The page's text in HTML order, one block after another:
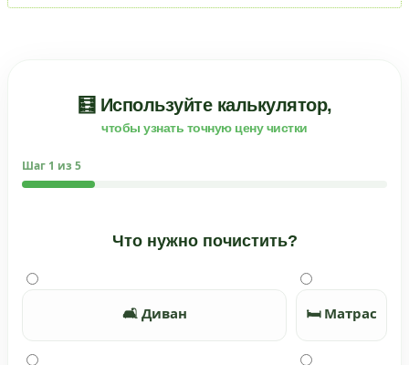
🧮 Используйте калькулятор,
чтобы узнать точную цену чистки
Шаг 1 из 5
Что нужно почистить?
🛋️ Диван 🛏️ Матрас